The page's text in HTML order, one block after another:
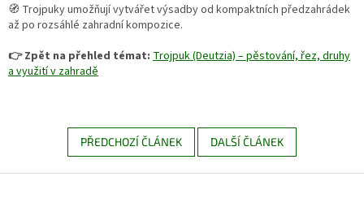
🧭 Trojpuky umožňují vytvářet výsadby od kompaktních předzahrádek
až po rozsáhlé zahradní kompozice.
👉 Zpět na přehled témat: Trojpuk (Deutzia) – pěstování, řez, druhy
a využití v zahradě
PŘEDCHOZÍ ČLÁNEK DALŠÍ ČLÁNEK